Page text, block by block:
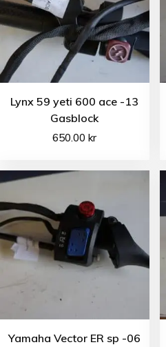
Lynx 59 yeti 600 ace -13
Gasblock
650.00kr
Yamaha Vector ER sp -06